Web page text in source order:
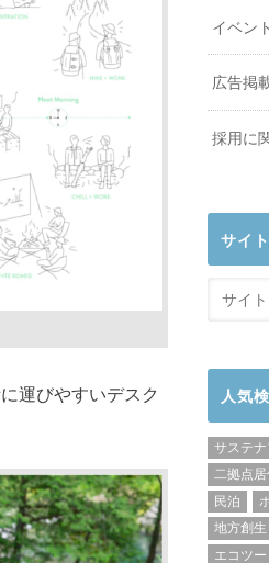
運びやすいデスク
イベン
広告掲
採用に
サイ
人気
サステ
二拠点居
民泊
地方創生
エコツ